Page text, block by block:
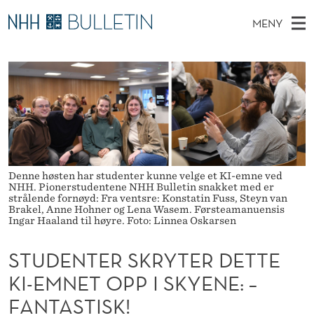
S
T
U
D
E
N
T
E
R
K
R
MENY
O
V
E
D
M
E
N
Y
Ø
I
N
E
T
T
S
T
E
D
E
T
Stipendiater og nye forskerprofiler
Disputaser
Ekspertutvalg
Om Bulletin
Denne høsten har studenter kunne velge et KI-emne ved
NHH. Pionerstudentene NHH Bulletin snakket med er
strålende fornøyd: Fra ventsre: Konstatin Fuss, Steyn van
Brakel, Anne Hohner og Lena Wasem. Førsteamanuensis
Ingar Haaland til høyre. Foto: Linnea Oskarsen
STUDENTER SKRYTER DETTE
KI-EMNET OPP I SKYENE: –
FANTASTISK!